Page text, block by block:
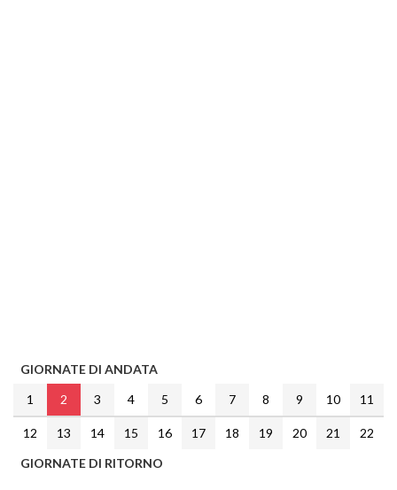
GIORNATE DI ANDATA
1
2 3 4 5 6 7 8 9 10 11
12 13 14 15 16 17 18 19 20 21
22
GIORNATE DI RITORNO